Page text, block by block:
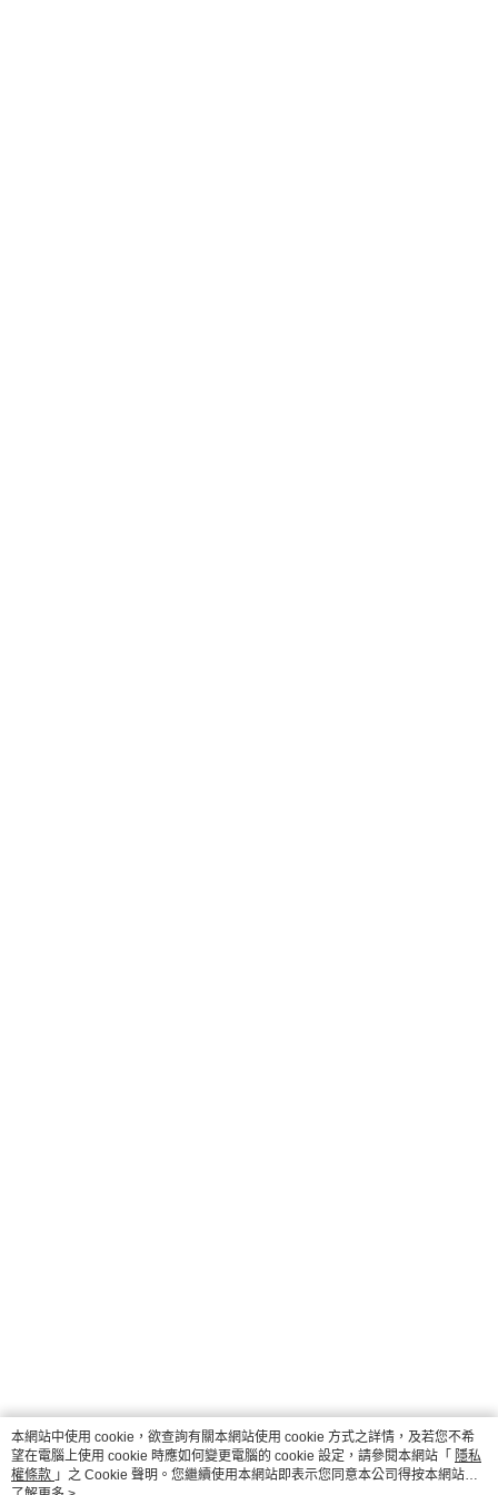
本網站中使用 cookie，欲查詢有關本網站使用 cookie 方式之詳情，及若您不希
望在電腦上使用 cookie 時應如何變更電腦的 cookie 設定，請參閱本網站「 隱私
權條款 」之 Cookie 聲明。您繼續使用本網站即表示您同意本公司得按本網站使